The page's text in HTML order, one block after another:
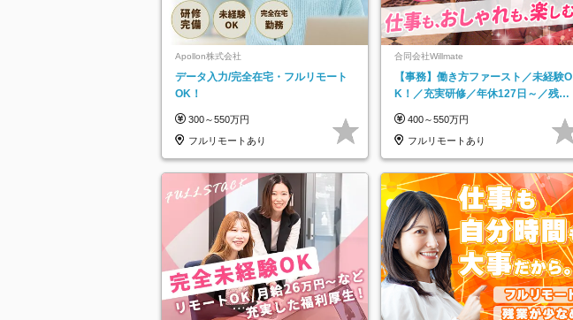
Apollon株式会社
データ入力/完全在宅・フルリモート
OK！
300～550万円
フルリモートあり
合同会社Willmate
【事務】働き方ファースト／未経験O
K！／充実研修／年休127日～／残業
400～550万円
フルリモートあり